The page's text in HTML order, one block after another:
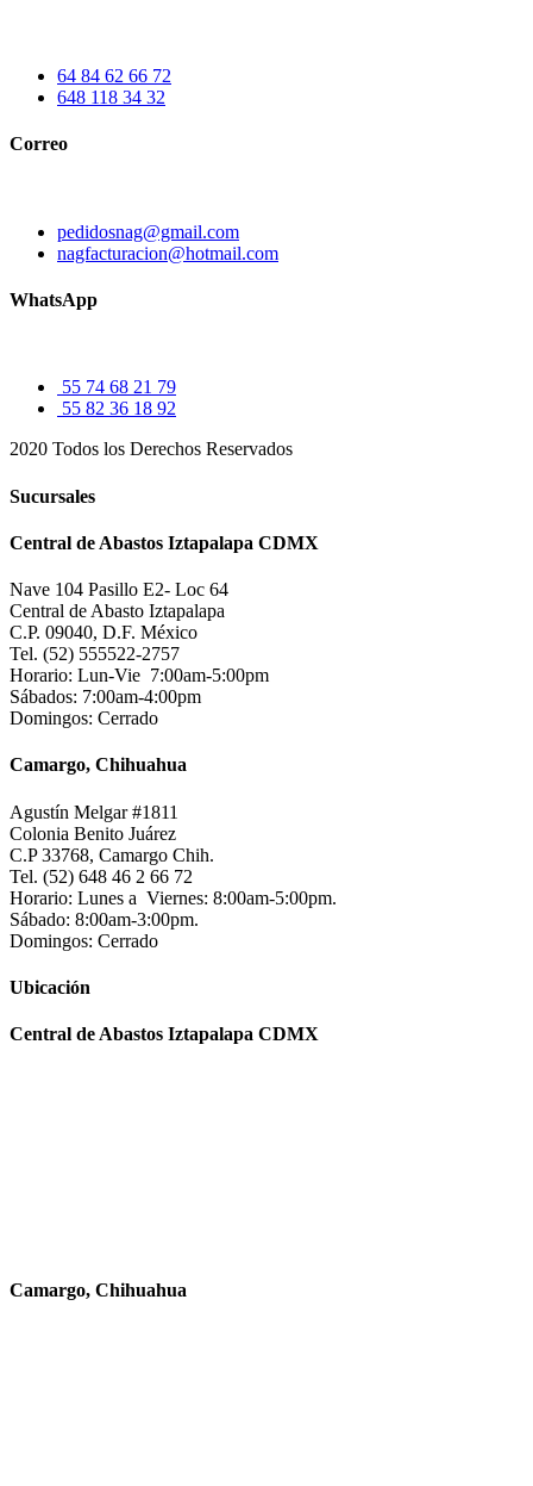
64 84 62 66 72
648 118 34 32
Correo
pedidosnag@gmail.com
nagfacturacion@hotmail.com
WhatsApp
55 74 68 21 79
55 82 36 18 92
2020 Todos los Derechos Reservados
Sucursales
Central de Abastos Iztapalapa CDMX
Nave 104 Pasillo E2- Loc 64
Central de Abasto Iztapalapa
C.P. 09040, D.F. México
Tel. (52) 555522-2757
Horario: Lun-Vie 7:00am-5:00pm
Sábados: 7:00am-4:00pm
Domingos: Cerrado
Camargo, Chihuahua
Agustín Melgar #1811
Colonia Benito Juárez
C.P 33768, Camargo Chih.
Tel. (52) 648 46 2 66 72
Horario: Lunes a Viernes: 8:00am-5:00pm.
Sábado: 8:00am-3:00pm.
Domingos: Cerrado
Ubicación
Central de Abastos Iztapalapa CDMX
Camargo, Chihuahua